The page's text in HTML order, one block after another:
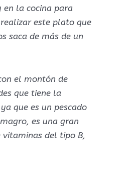
en la cocina para
este plato que
saca de más de un
el montón de
que tiene la
ya que es un pescado
es una gran
vitaminas del tipo B,